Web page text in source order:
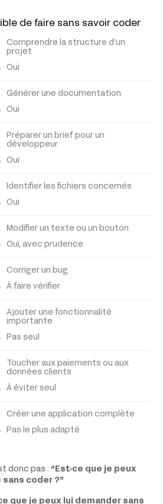
de faire sans savoir coder
Comprendre la structure d’un
projet
Oui
Générer une documentation
Oui
Préparer un brief pour un
développeur
Oui
Identifier les fichiers concernés
Oui
Modifier un texte ou un bouton
Oui, avec prudence
Corriger un bug
À faire vérifier
Ajouter une fonctionnalité
importante
Pas seul
Toucher aux paiements ou aux
données clients
À éviter seul
Créer une application complète
Pas le plus adapté
donc pas : “Est-ce que je peux
coder ?”
que je peux lui demander sans